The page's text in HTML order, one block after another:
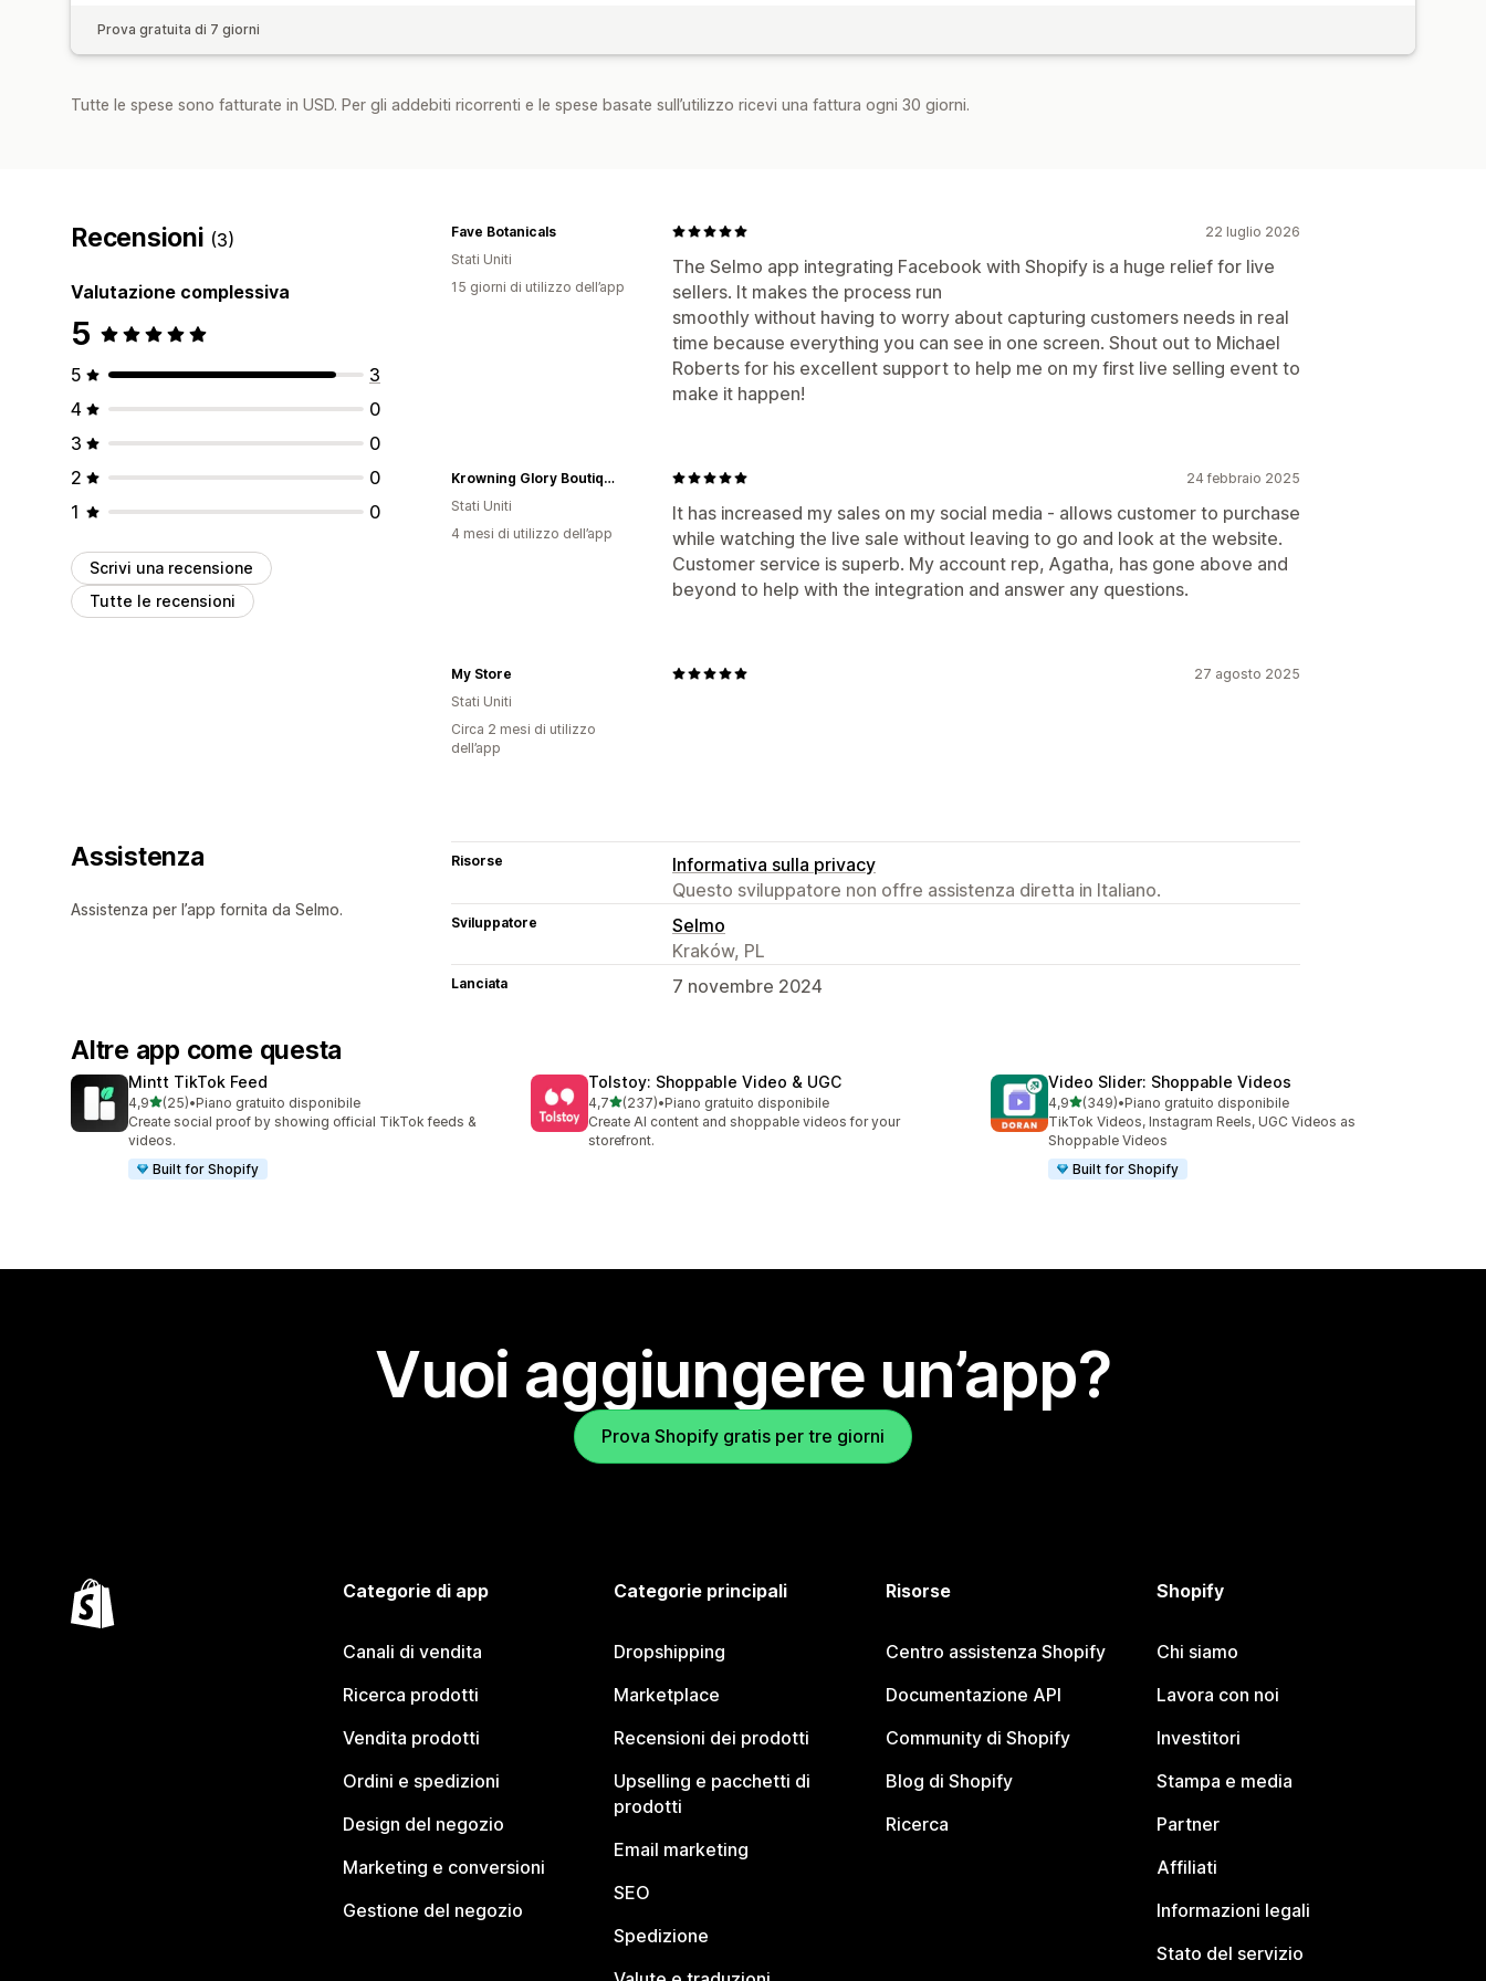
Prova gratuita di 7 giorni
Tutte le spese sono fatturate in USD. Per gli addebiti ricorrenti e le spese basate sull’utilizzo ricevi una fattura ogni 30 giorni.
Recensioni (3)
Valutazione complessiva
5
5
3
4
0
3
0
2
0
1
0
Scrivi una recensione
Tutte le recensioni
22 luglio 2026
The Selmo app integrating Facebook with Shopify is a huge relief for live
sellers. It makes the process run
smoothly without having to worry about capturing customers needs in real
time because everything you can see in one screen. Shout out to Michael
Roberts for his excellent support to help me on my first live selling event to
make it happen!
Fave Botanicals
Stati Uniti
15 giorni di utilizzo dell’app
24 febbraio 2025
It has increased my sales on my social media - allows customer to purchase
while watching the live sale without leaving to go and look at the website.
Customer service is superb. My account rep, Agatha, has gone above and
beyond to help with the integration and answer any questions.
Krowning Glory Boutique
Stati Uniti
4 mesi di utilizzo dell’app
27 agosto 2025
My Store
Stati Uniti
Circa 2 mesi di utilizzo
dell’app
Assistenza
Assistenza per l’app fornita da Selmo.
Risorse
Informativa sulla privacy
Questo sviluppatore non offre assistenza diretta in Italiano.
Sviluppatore
Selmo
Kraków, PL
Lanciata 7 novembre 2024
Altre app come questa
Mintt TikTok Feed
4,9stelle su 5
(25)
25 recensioni totali
•Piano gratuito disponibile
Create social proof by showing official TikTok feeds &
videos.
Built for Shopify
Tolstoy: Shoppable Video & UGC
4,7stelle su 5
(237)
237 recensioni totali
•Piano gratuito disponibile
Create AI content and shoppable videos for your
storefront.
Video Slider: Shoppable Videos
4,9stelle su 5
(349)
349 recensioni totali
•Piano gratuito disponibile
TikTok Videos, Instagram Reels, UGC Videos as
Shoppable Videos
Built for Shopify
Vuoi aggiungere un’app?
Prova Shopify gratis per tre giorni
Categorie di app
Canali di vendita
Ricerca prodotti
Vendita prodotti
Ordini e spedizioni
Design del negozio
Marketing e conversioni
Gestione del negozio
Categorie principali
Dropshipping
Marketplace
Recensioni dei prodotti
Upselling e pacchetti di
prodotti
Email marketing
SEO
Spedizione
Risorse
Centro assistenza Shopify
Documentazione API
Community di Shopify
Blog di Shopify
Ricerca
Shopify
Chi siamo
Lavora con noi
Investitori
Stampa e media
Partner
Affiliati
Informazioni legali
Stato del servizio